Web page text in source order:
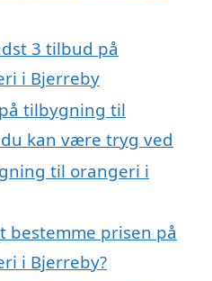
3 tilbud på
i Bjerreby
tilbygning til
kan være tryg ved
til orangeri i
bestemme prisen på
i Bjerreby?